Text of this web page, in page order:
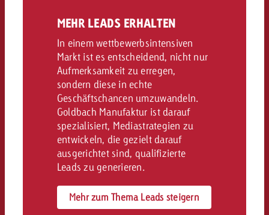
MEHR LEADS ERHALTEN
In einem wettbewerbsintensiven
Markt ist es entscheidend, nicht nur
Aufmerksamkeit zu erregen,
sondern diese in echte
Geschäftschancen umzuwandeln.
Goldbach Manufaktur ist darauf
spezialisiert, Mediastrategien zu
entwickeln, die gezielt darauf
ausgerichtet sind, qualifizierte
Leads zu generieren.
Mehr zum Thema Leads steigern